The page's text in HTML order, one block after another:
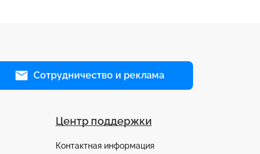
Сотрудничество и реклама
Центр поддержки
Контактная информация